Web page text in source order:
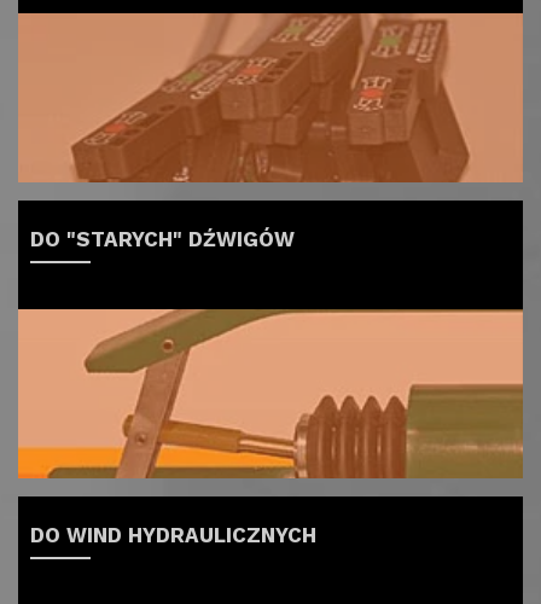
DO "STARYCH" DŹWIGÓW
DO WIND HYDRAULICZNYCH